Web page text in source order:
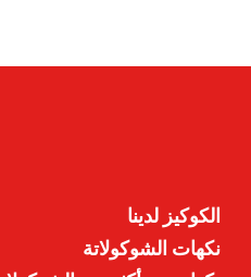
الكوكيز لدينا
نكهات الشوكولاتة